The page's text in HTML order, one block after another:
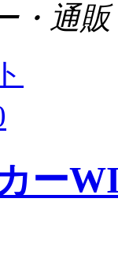
通販
ー